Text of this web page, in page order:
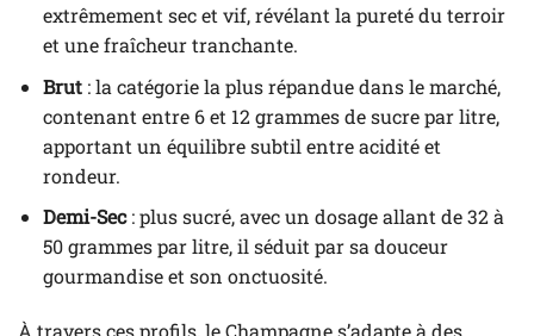
extrêmement sec et vif, révélant la pureté du terroir
et une fraîcheur tranchante.
Brut: la catégorie la plus répandue dans le marché,
contenant entre 6 et 12 grammes de sucre par litre,
apportant un équilibre subtil entre acidité et
rondeur.
Demi-Sec: plus sucré, avec un dosage allant de 32 à
50 grammes par litre, il séduit par sa douceur
gourmandise et son onctuosité.
À travers ces profils, le Champagne s’adapte à des